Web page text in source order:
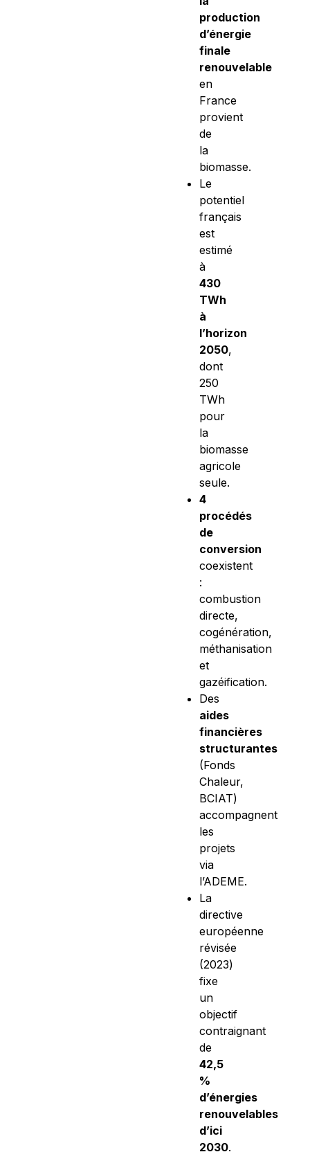
production
d’énergie
finale
renouvelable
en
France
provient
de
la
biomasse.
Le
potentiel
français
est
estimé
à
430
TWh
à
l’horizon
2050,
dont
250
TWh
pour
la
biomasse
agricole
seule.
4
procédés
de
conversion
coexistent
:
combustion
directe,
cogénération,
méthanisation
et
gazéification.
Des
aides
financières
structurantes
(Fonds
Chaleur,
BCIAT)
accompagnent
les
projets
via
l’ADEME.
La
directive
européenne
révisée
(2023)
fixe
un
objectif
contraignant
de
42,5
%
d’énergies
renouvelables
d’ici
2030.